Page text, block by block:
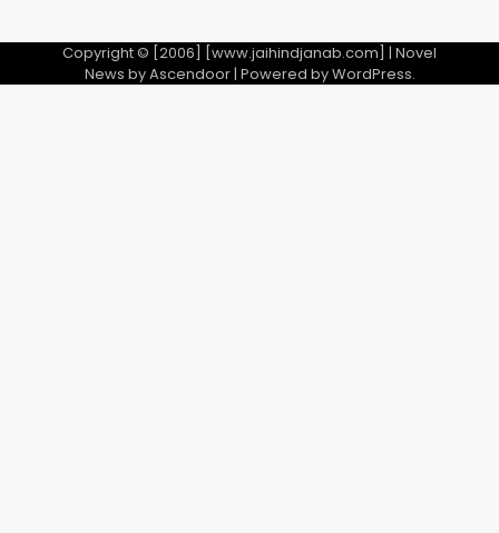
Copyright © [2006] [www.jaihindjanab.com] | Novel
News byAscendoor| Powered byWordPress.